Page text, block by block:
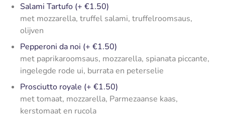
Salami Tartufo (+ €1.50)
met mozzarella, truffel salami, truffelroomsaus,
olijven
Pepperoni da noi (+ €1.50)
met paprikaroomsaus, mozzarella, spianata piccante,
ingelegde rode ui, burrata en peterselie
Prosciutto royale (+ €1.50)
met tomaat, mozzarella, Parmezaanse kaas,
kerstomaat en rucola